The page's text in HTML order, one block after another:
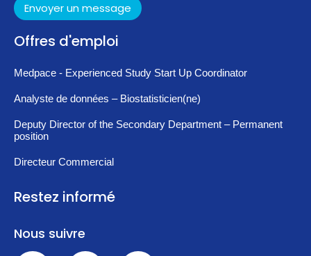
Envoyer un message
Offres d'emploi
Medpace - Experienced Study Start Up Coordinator
Analyste de données – Biostatisticien(ne)
Deputy Director of the Secondary Department – Permanent
position
Directeur Commercial
Restez informé
Nous suivre